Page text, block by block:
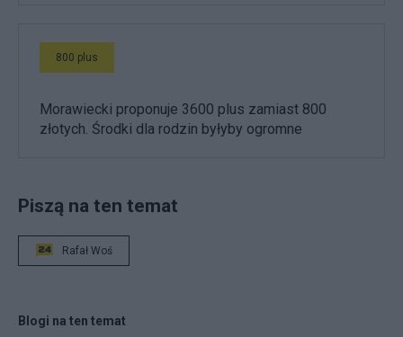
800 plus
Morawiecki proponuje 3600 plus zamiast 800
złotych. Środki dla rodzin byłyby ogromne
Piszą na ten temat
Rafał Woś
Blogi na ten temat